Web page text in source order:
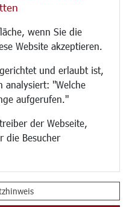
wenn Sie die
Website akzeptieren.
und erlaubt ist,
analysiert: "Welche
aufgerufen."
der Webseite,
die Besucher